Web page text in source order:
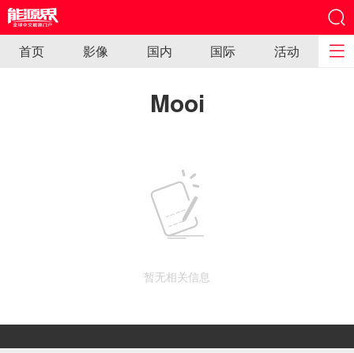
首页 影像 国内 国际 活动
Mooi
暂无相关信息